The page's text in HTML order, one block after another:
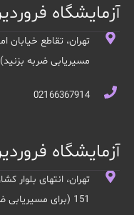
آزمایشگاه
مسیریابی ضربه بزنید)
02166367914
آزمایشگاه
تهران، انتهای بلوار
151 (برای مسیریابی ضربه بزنید)